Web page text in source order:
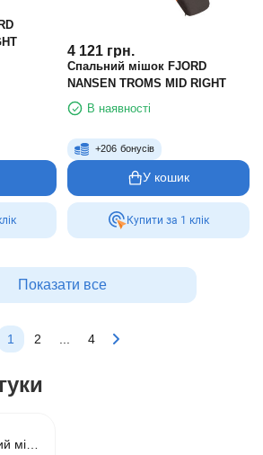
4 121 грн.
Спальний мішок FJORD
NANSEN TROMS MID RIGHT
В наявності
+206 бонусів
У кошик
Купити за 1 клiк
Показати все
1 2 4
Спальний мішок S1005 190+30 см камуфляж